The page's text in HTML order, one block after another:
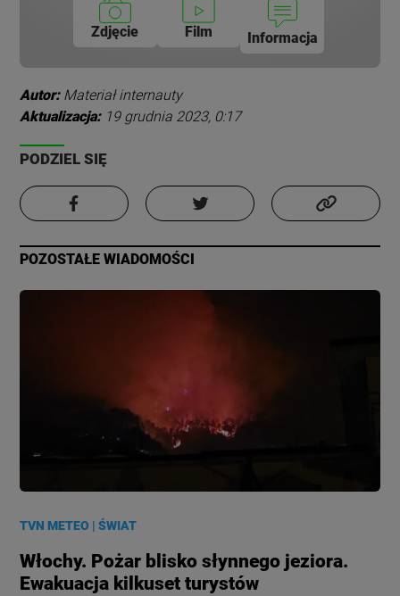
Zdjęcie Film Informacja
Autor: Materiał internauty
Aktualizacja: 19 grudnia 2023, 0:17
PODZIEL SIĘ
POZOSTAŁE WIADOMOŚCI
TVN METEO |ŚWIAT
Włochy. Pożar blisko słynnego jeziora.
Ewakuacja kilkuset turystów